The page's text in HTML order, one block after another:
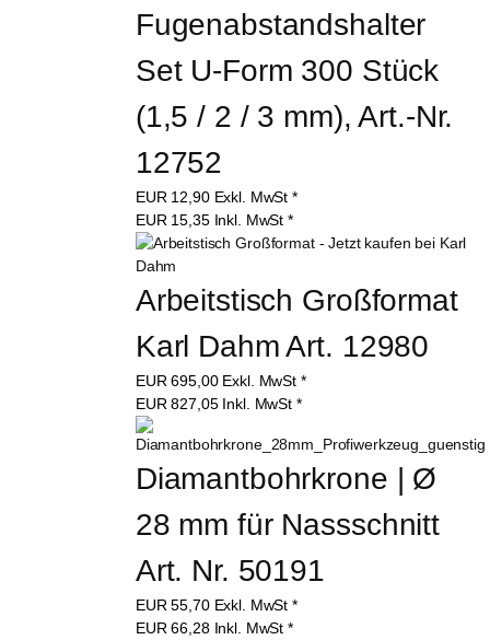
Fugenabstandshalter
Set U-Form 300 Stück
(1,5 / 2 / 3 mm), Art.-Nr.
12752
EUR 12,90 Exkl. MwSt *
EUR 15,35 Inkl. MwSt *
Arbeitstisch Großformat
Karl Dahm Art. 12980
EUR695,00 Exkl. MwSt *
EUR827,05 Inkl. MwSt *
Diamantbohrkrone | Ø
28 mm für Nassschnitt
Art. Nr. 50191
EUR55,70 Exkl. MwSt *
EUR66,28 Inkl. MwSt *